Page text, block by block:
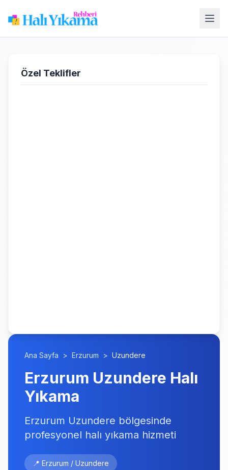
Özel Teklifler
Ana Sayfa > Erzurum > Uzundere
Erzurum Uzundere Halı
Yıkama
Erzurum Uzundere bölgesinde
profesyonel halı yıkama hizmeti
📍 Erzurum / Uzundere